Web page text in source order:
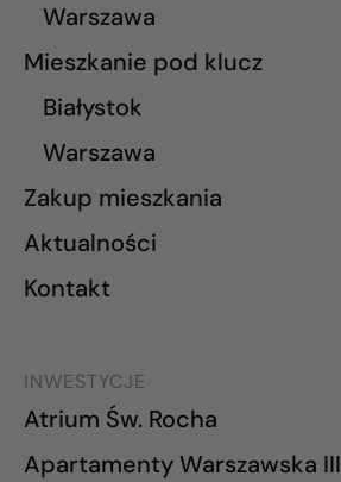
Warszawa
Mieszkanie pod klucz
Białystok
Warszawa
Zakup mieszkania
Aktualności
Kontakt
INWESTYCJE
Atrium Św. Rocha
Apartamenty Warszawska III